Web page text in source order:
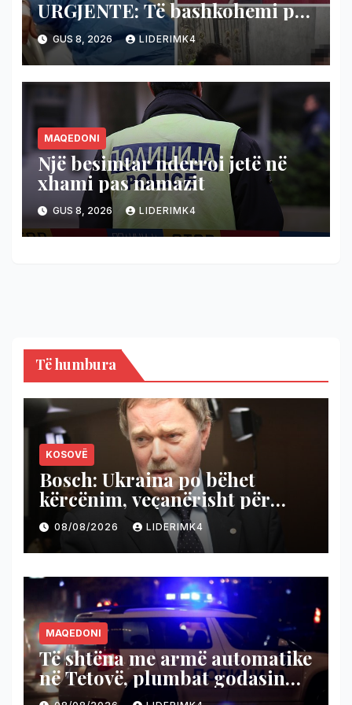
URGJENTE: Të bashkohemi për
shpëtimin e veteranit
kumanovar të dy luftërave
GUS 8, 2026 LIDERIMK4
MAQEDONI
Një besimtar nderroi jetë në
xhami pas namazit
GUS 8, 2026 LIDERIMK4
Të humbura
KOSOVË
Bosch: Ukraina po bëhet
kërcënim, veçanërisht për
Kosovën, BE ta kushtëzojë me
njohjen e Kosovës
08/08/2026 LIDERIMK4
MAQEDONI
Të shtëna me armë automatike
në Tetovë, plumbat godasin
shtëpinë dhe veturën e një 48-